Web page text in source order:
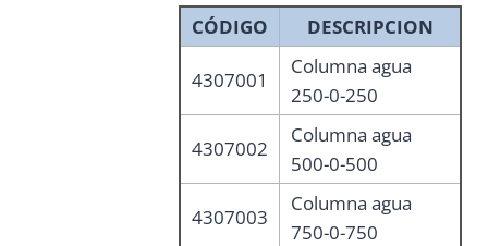
CÓDIGO DESCRIPCION
4307001
Columna agua
250-0-250
4307002
Columna agua
500-0-500
4307003
Columna agua
750-0-750